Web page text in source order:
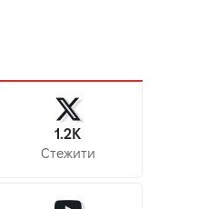
1.2K
Стежити